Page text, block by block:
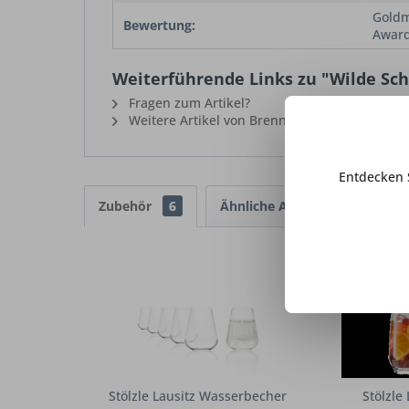
Bewertung:
Weiterführende Links zu "Wilde
Fragen zum Artikel?
Weitere Artikel von Brennerei Schraml
Zubehör 6 Ähnliche Artikel
Stölzle Lausitz Wasserbecher
Stölzle
Entdecken